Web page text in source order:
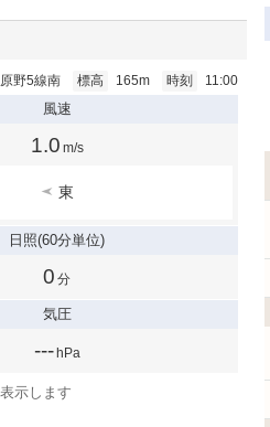
野5線南 標高 165m 時刻 11:00
風速
1.0 m/s
東
日照(60分単位)
0 分
気圧
---hPa
示します